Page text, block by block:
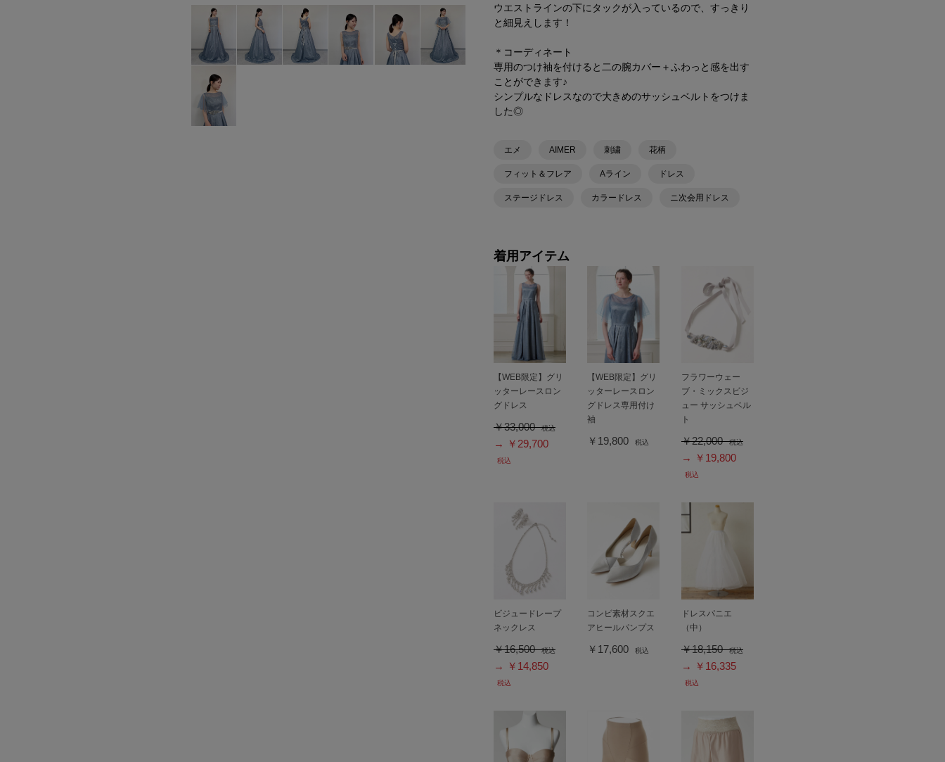
ウエストラインの下にタックが入っているので、すっきり
と細見えします！
＊コーディネート
専用のつけ袖を付けると二の腕カバー＋ふわっと感を出す
ことができます♪
シンプルなドレスなので大きめのサッシュベルトをつけま
した◎
エメ AIMER 刺繍 花柄
フィット＆フレア Aライン ドレス
ステージドレス カラードレス ニ次会用ドレス
着用アイテム
【WEB限定】グリ
ッターレースロン
グドレス
￥33,000 税込
→ ￥29,700
税込
【WEB限定】グリ
ッターレースロン
グドレス専用付け
袖
￥19,800 税込
フラワーウェー
ブ・ミックスビジ
ュー サッシュベル
ト
￥22,000 税込
→ ￥19,800
税込
ビジュードレープ
ネックレス
￥16,500 税込
→ ￥14,850
税込
コンビ素材スクエ
アヒールパンプス
￥17,600 税込
ドレスパニエ
（中）
￥18,150 税込
→ ￥16,335
税込